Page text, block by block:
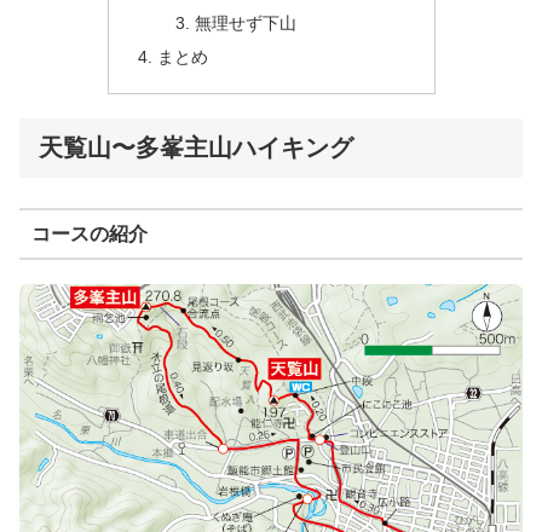
無理せず下山
まとめ
天覧山〜多峯主山ハイキング
コースの紹介